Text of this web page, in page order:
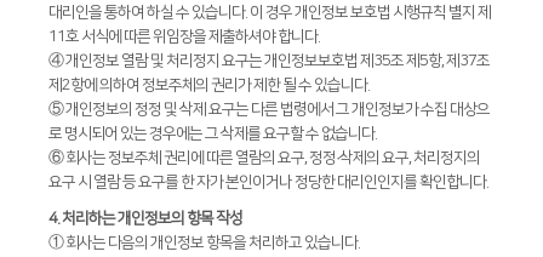
절곡기 ∨
유압 절곡기
전기 절곡기
디버링기
용접기
대리인을 통하여 하실 수 있습니다. 이 경우 개인정보 보호법 시행규칙 별지 제
11호 서식에 따른 위임장을 제출하셔야 합니다.
④ 개인정보 열람 및 처리정지 요구는 개인정보보호법 제35조 제5항, 제37조
제2항에 의하여 정보주체의 권리가 제한 될 수 있습니다.
⑤ 개인정보의 정정 및 삭제 요구는 다른 법령에서 그 개인정보가 수집 대상으
로 명시되어 있는 경우에는 그 삭제를 요구할 수 없습니다.
⑥ 회사는 정보주체 권리에 따른 열람의 요구, 정정·삭제의 요구, 처리정지의
요구 시 열람 등 요구를 한 자가 본인이거나 정당한 대리인인지를 확인합니다.
4. 처리하는 개인정보의 항목 작성
① 회사는 다음의 개인정보 항목을 처리하고 있습니다.